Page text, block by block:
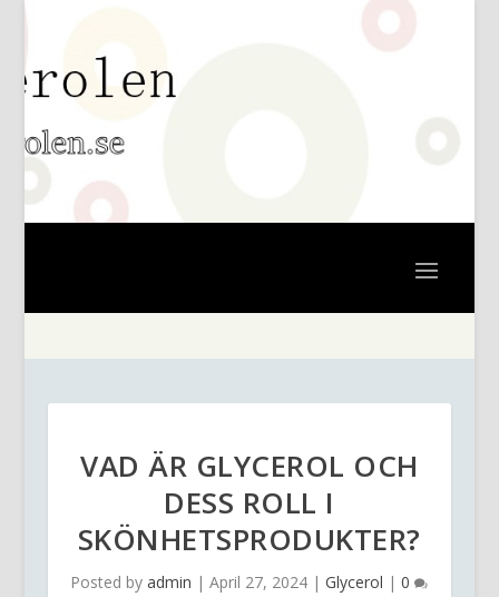
VAD ÄR GLYCEROL OCH
DESS ROLL I
SKÖNHETSPRODUKTER?
Posted byadmin |April 27, 2024 |Glycerol |0